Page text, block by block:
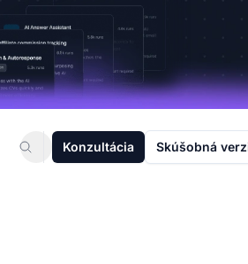
Konzultácia Skúšobná